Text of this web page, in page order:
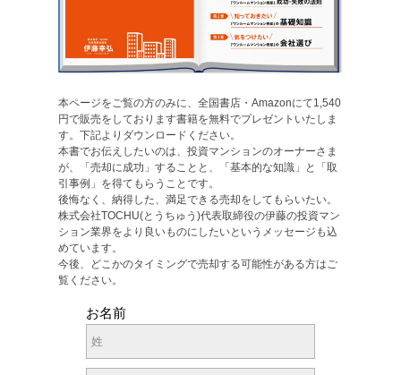
本ページをご覧の方のみに、全国書店・Amazonにて1,540
円で販売をしております書籍を無料でプレゼントいたしま
す。下記よりダウンロードください。
本書でお伝えしたいのは、投資マンションのオーナーさま
が、「売却に成功」することと、「基本的な知識」と「取
引事例」を得てもらうことです。
後悔なく、納得した、満足できる売却をしてもらいたい。
株式会社TOCHU(とうちゅう)代表取締役の伊藤の投資マン
ション業界をより良いものにしたいというメッセージも込
めています。
今後、どこかのタイミングで売却する可能性がある方はご
覧ください。
お名前